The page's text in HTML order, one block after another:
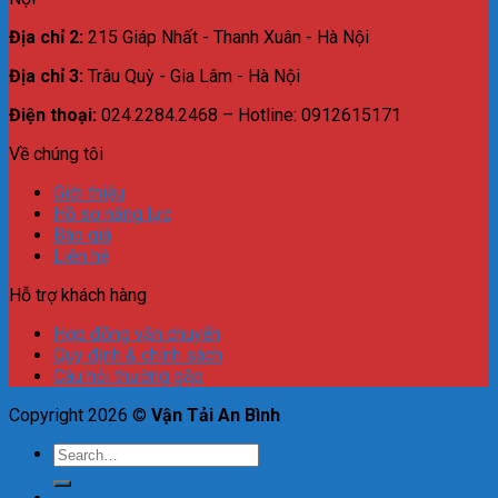
Địa chỉ 2: 215 Giáp Nhất - Thanh Xuân - Hà Nội
Địa chỉ 3: Trâu Quỳ - Gia Lâm - Hà Nội
Điện thoại: 024.2284.2468 – Hotline: 0912615171
Về chúng tôi
Giới thiệu
Hồ sơ năng lực
Báo giá
Liên hệ
Hỗ trợ khách hàng
Hợp đồng vận chuyển
Quy định & chính sách
Câu hỏi thường gặp
Copyright 2026 © Vận Tải An Bình